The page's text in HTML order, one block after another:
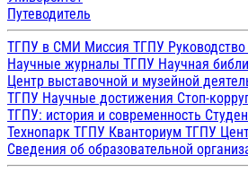
Путеводитель
ТГПУ в СМИ Миссия ТГПУ Руководство
Научные журналы ТГПУ Научная
Центр выставочной и музейной
ТГПУ Научные достижения Стоп-
ТГПУ: история и современность
Технопарк ТГПУ Кванториум ТГПУ
Сведения об образовательной